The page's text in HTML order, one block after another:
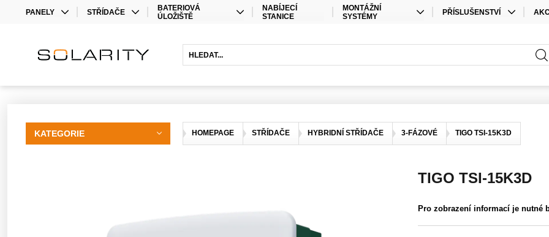
PANELY
BIFACIAL
STŘÍDAČE
OPTIMIZÉRY
BATERIOVÁ
ÚLOŽIŠTĚ
OLOVĚNÉ BATERIE
NABÍJECÍ
STANICE
MONTÁŽNÍ
SYSTÉMY
PŘÍSLUŠENSTVÍ
PŘÍSLUŠENSTVÍ ÚLOŽIŠTĚ
HOMEPAGE STŘÍDAČE HYBRIDNÍ STŘÍDAČE 3-FÁZOVÉ TIGO TSI-15K3D
KATEGORIE
TIGO TSI-15K3D
Pro zobrazení informací je nutné